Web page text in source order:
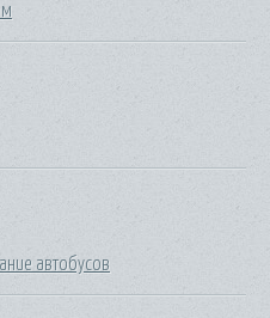
автобусов